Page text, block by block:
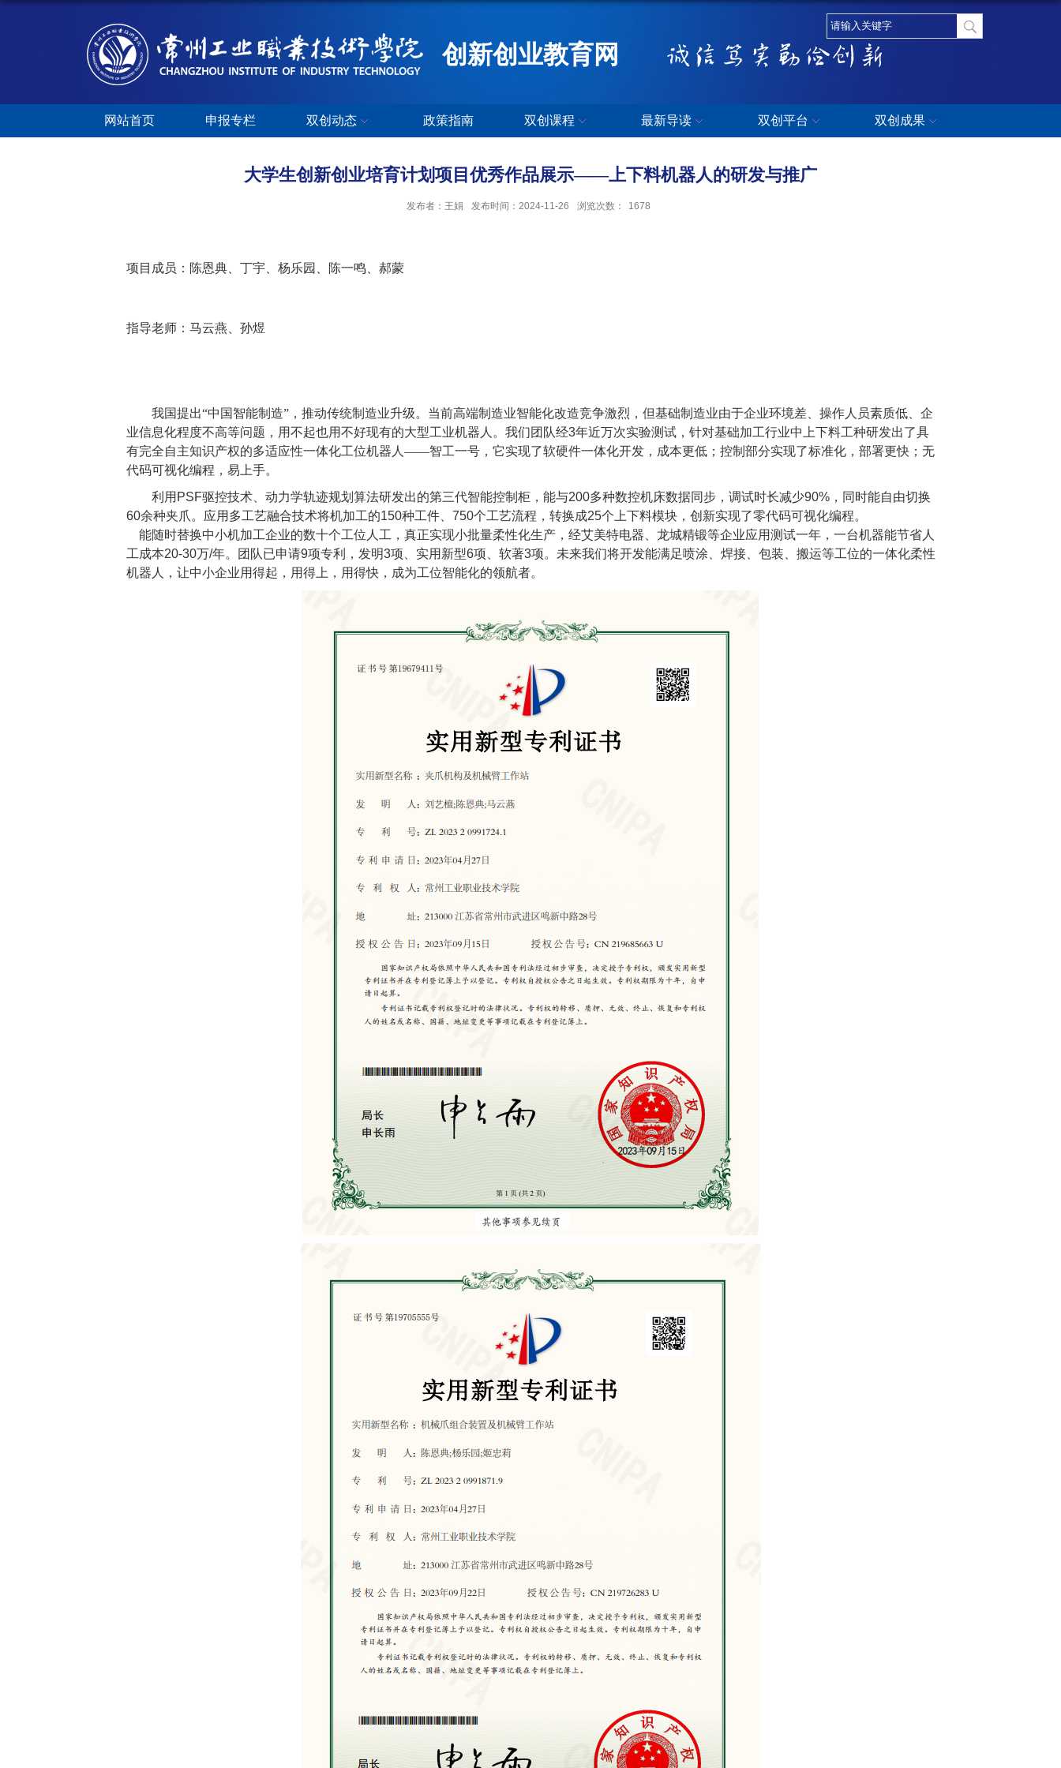
创新创业教育网
网站首页 申报专栏 双创动态 政策指南 双创课程 最新导读 双创平台 双创成果
大学生创新创业培育计划项目优秀作品展示——上下料机器人的研发与推广
发布者：王娟 发布时间：2024-11-26 浏览次数： 1678
项目成员： 陈恩典、丁宇、杨乐园、陈一鸣、郝蒙
指导老师：马云燕、 孙煜
我国提出“中国智能制造”，推动传统制造业升级。当前高端制造业智能化改造竞争激烈，但基础制造业由于企业环境差、操作人员素质低、企
业信息化程度不高等问题，用不起也用不好现有的大型工业机器人。我们团队经3年近万次实验测试，针对基础加工行业中上下料工种研发出了具
有完全自主知识产权的多适应性一体化工位机器人——智工一号，它实现了软硬件一体化开发，成本更低；控制部分实现了标准化，部署更快；无
代码可视化编程，易上手。
利用 PSF驱控技术、动力学轨迹规划算法研发出的第三代智能控制柜，能与200多种数控机床数据同步，调试时长减少90%，同时能自由切换
60余种夹爪。应用多工艺融合技术将机加工的150种工件、 750个工艺流程，转换成25个上下料模块，创新实现了零代码可视化编程。
能随时替换中小机加工企业的数十个工位人工，真正实现小批量柔性化生产，经艾美特电器、龙城精锻等企业应用测试一年，一台机器能节省人
工成本20-30万/年。团队已申请9项专利，发明3项、实用新型6项、软著3项。未来我们将开发能满足喷涂、焊接、包装、搬运等工位的一体化柔性
机器人，让中小企业用得起，用得上，用得快，成为工位智能化的领航者。